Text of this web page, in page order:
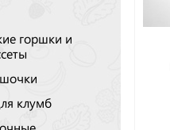
горшки и
клумб